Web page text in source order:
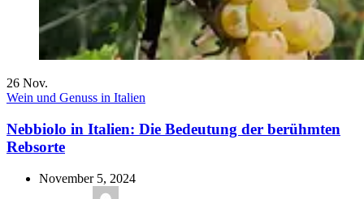
26 Nov.
Wein und Genuss in Italien
Nebbiolo in Italien: Die Bedeutung der berühmten
Rebsorte
November 5, 2024